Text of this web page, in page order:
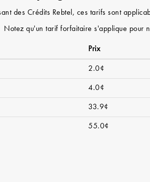
des Crédits Rebtel, ces tarifs sont
Notez qu'un tarif forfaitaire s'applique pour
Prix
2.0¢
4.0¢
33.9¢
55.0¢